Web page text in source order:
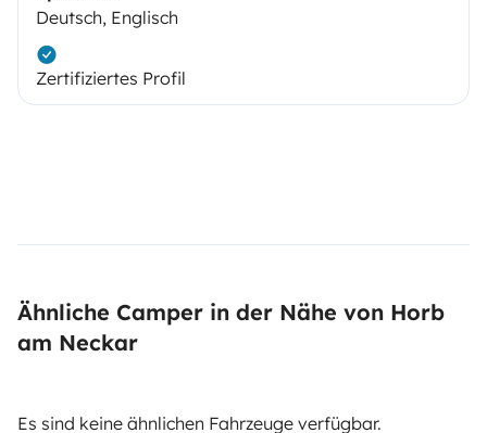
Deutsch, Englisch
Zertifiziertes Profil
Ähnliche Camper in der Nähe von Horb
am Neckar
Es sind keine ähnlichen Fahrzeuge verfügbar.